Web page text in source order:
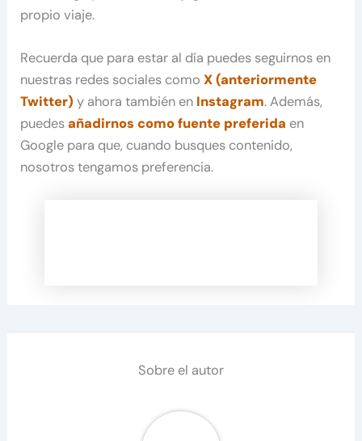
propio viaje.
Recuerda que para estar al día puedes seguirnos en
nuestras redes sociales comoX (anteriormente
Twitter) y ahora también en Instagram. Además,
puedesañadirnos como fuente preferida en
Google para que, cuando busques contenido,
nosotros tengamos preferencia.
Sobre el autor